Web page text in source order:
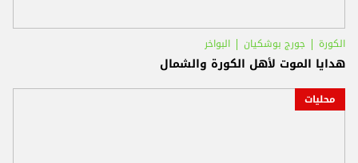
الكورة جورج بوشكيان البواخر
هدايا الموت لأهل الكورة والشمال
محليات